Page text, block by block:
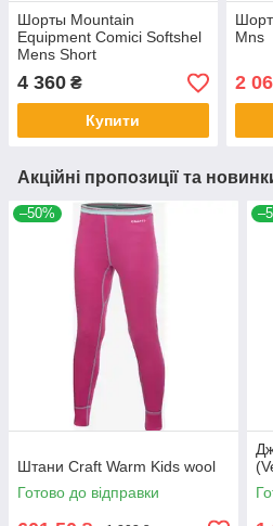
Шорты Mountain
Equipment Comici Softshel
Mens Short
4 360 ₴
Купити
Mns
2
Акційні пропозиції та
–50%
Штани Craft Warm Kids wool
Готово до відправки